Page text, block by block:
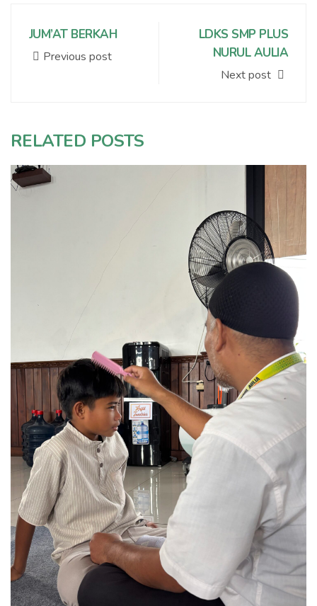
JUM’AT BERKAH
Previous post
LDKS SMP PLUS
NURUL AULIA
Next post
RELATED POSTS